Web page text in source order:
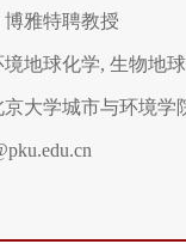
博雅特聘教授
境地球化学, 生物地
京大学城市与环境学